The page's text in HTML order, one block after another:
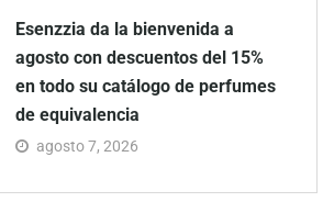
Esenzzia da la bienvenida a
agosto con descuentos del 15%
en todo su catálogo de perfumes
de equivalencia
agosto 7, 2026